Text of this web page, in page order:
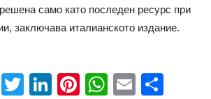
само като последен ресурс при
заключава италианското издание.
Messenger
Twitter
LinkedIn
Pinterest
WhatsApp
Email